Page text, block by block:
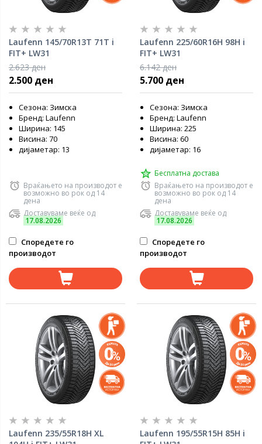
Laufenn 145/70R13T 71T i
FIT+ LW31
2.623 ден
2.500 ден
Сезона: Зимска
Бренд: Laufenn
Ширина: 145
Висина: 70
дијаметар: 13
Враќањето на производот е
возможно во рок од 14
дена
Доставуваме веќе од
17.08.2026
Споредете го
производот
Laufenn 225/60R16H 98H i
FIT+ LW31
6.142 ден
5.700 ден
Сезона: Зимска
Бренд: Laufenn
Ширина: 225
Висина: 60
дијаметар: 16
Бесплатна достава
Враќањето на производот е
возможно во рок од 14
дена
Доставуваме веќе од
17.08.2026
Споредете го
производот
Laufenn 235/55R18H XL
Laufenn 195/55R15H 85H i